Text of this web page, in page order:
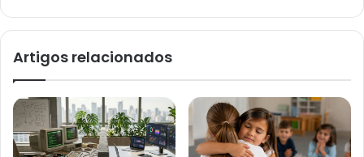
Artigos relacionados